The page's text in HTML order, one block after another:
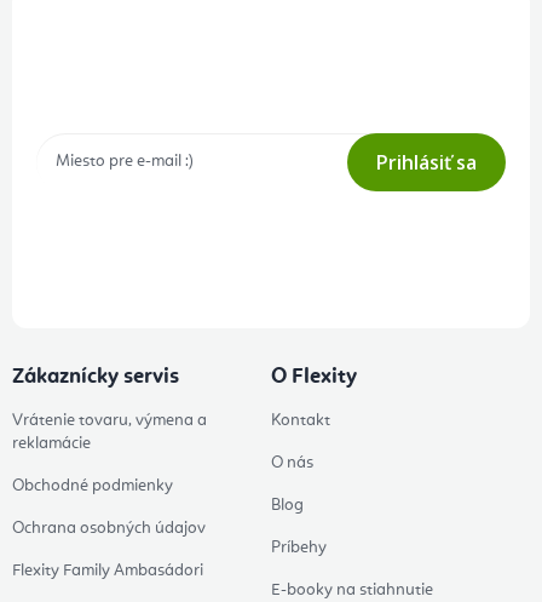
Prihlásiť sa
Zákaznícky servis
Vrátenie tovaru, výmena a
reklamácie
Obchodné podmienky
Ochrana osobných údajov
Flexity Family Ambasádori
O Flexity
Kontakt
O nás
Blog
Príbehy
E-booky na stiahnutie